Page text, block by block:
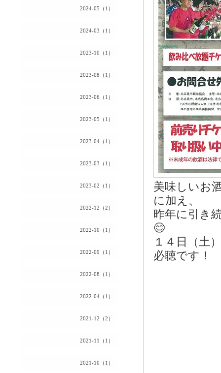
2024-05（1）
2024-03（1）
2023-10（1）
2023-08（1）
2023-06（1）
2023-05（1）
2023-04（1）
2023-03（1）
2023-02（1）
2022-12（2）
2022-10（1）
2022-09（1）
2022-08（1）
2022-04（1）
2021-12（2）
2021-11（1）
2021-10（1）
美味しいお
に加え、
昨年に引き
😊
１４日（土
必聴です！